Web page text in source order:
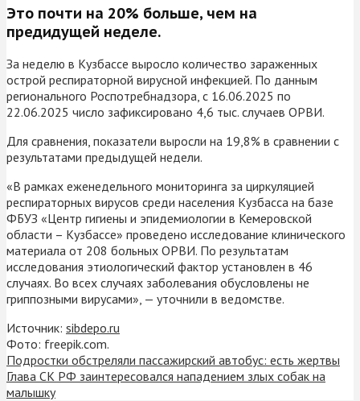
Это почти на 20% больше, чем на
предидущей неделе.
За неделю в Кузбассе выросло количество зараженных
острой респираторной вирусной инфекцией. По данным
регионального Роспотребнадзора, с 16.06.2025 по
22.06.2025 число зафиксировано 4,6 тыс. случаев ОРВИ.
Для сравнения, показатели выросли на 19,8% в сравнении с
результатами предыдущей недели.
«В рамках еженедельного мониторинга за циркуляцией
респираторных вирусов среди населения Кузбасса на базе
ФБУЗ «Центр гигиены и эпидемиологии в Кемеровской
области – Кузбассе» проведено исследование клинического
материала от 208 больных ОРВИ. По результатам
исследования этиологический фактор установлен в 46
случаях. Во всех случаях заболевания обусловлены не
гриппозными вирусами», — уточнили в ведомстве.
Источник: sibdepo.ru
Фото: freepik.com.
Подростки обстреляли пассажирский автобус: есть жертвы
Глава СК РФ заинтересовался нападением злых собак на
малышку